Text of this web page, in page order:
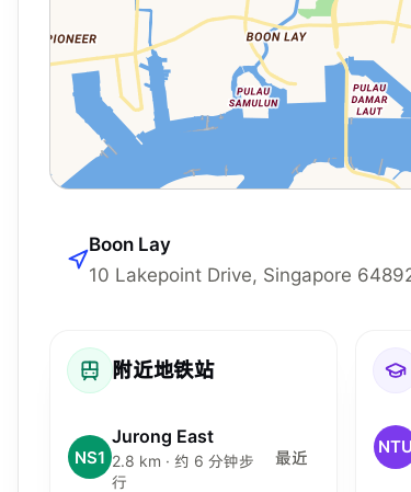
Boon Lay
10 Lakepoint Drive, Singapore
附近地铁站
NS1
Jurong East
2.8 km · 约 6 分钟步
行
最近 NTU